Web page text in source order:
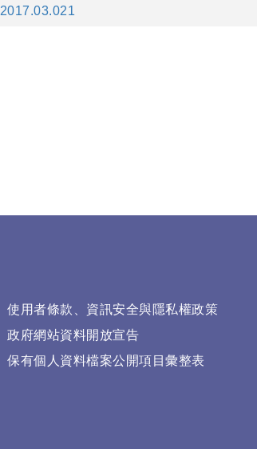
使用者條款、資訊安全與隱私權政策
政府網站資料開放宣告
保有個人資料檔案公開項目彙整表